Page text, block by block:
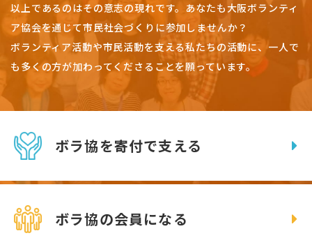
以上であるのはその意志の現れです。 あなたも大阪ボランティ
ア協会を通じて市民社会づくりに参加しませんか？
ボランティア活動や市民活動を支える私たちの活動に、一人で
も多くの方が加わってくださることを願っています。
ボラ協を寄付で支える
ボラ協の会員になる